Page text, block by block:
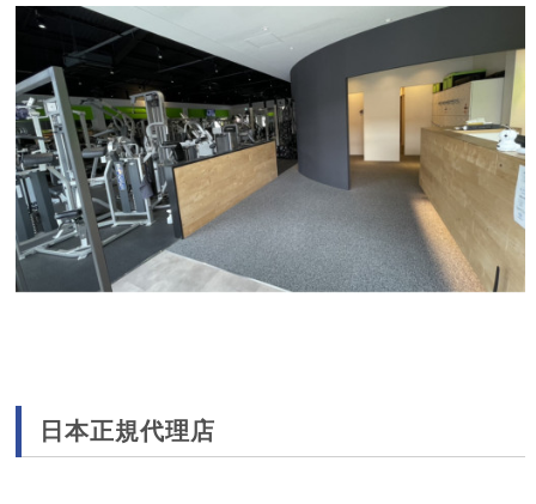
日本正規代理店